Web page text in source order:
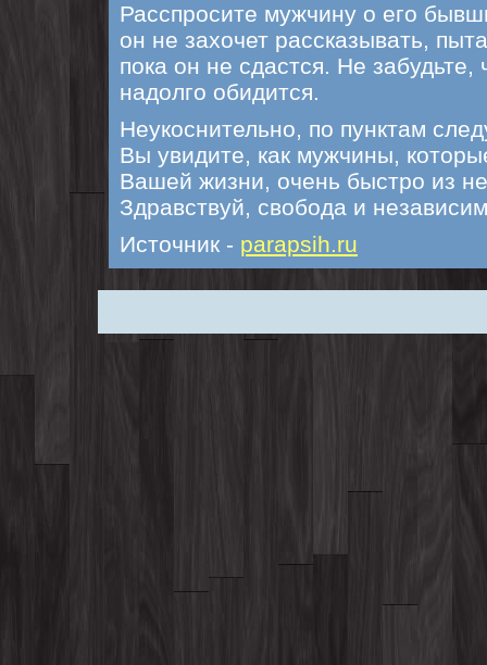
Расспросите мужчину о его
он не захочет рассказывать,
пока он не сдастся. Не
надолго обидится.
Неукоснительно, по пунктам
Вы увидите, как мужчины,
Вашей жизни, очень быстро из
Здравствуй, свобода и
Источник - parapsih.ru